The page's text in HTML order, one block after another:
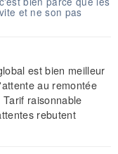
et ne son pas
est bien meilleur
au remontée
raisonnable
rebutent